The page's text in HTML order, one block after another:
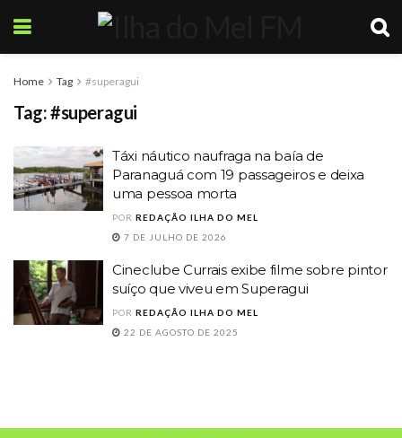
Home Tag #superagui
Tag:#superagui
Táxi náutico naufraga na baía de
Paranaguá com 19 passageiros e deixa
uma pessoa morta
POR REDAÇÃO ILHA DO MEL
7 DE JULHO DE 2026
Cineclube Currais exibe filme sobre pintor
suíço que viveu em Superagui
POR REDAÇÃO ILHA DO MEL
22 DE AGOSTO DE 2025